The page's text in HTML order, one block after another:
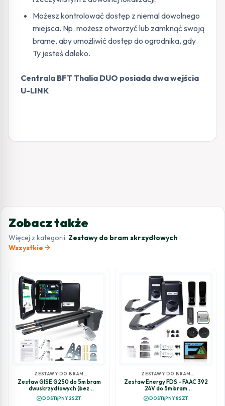
Możesz kontrolować dostęp z niemal dowolnego
miejsca. Np. możesz otworzyć lub zamknąć swoją
bramę, aby umożliwić dostęp do ogrodnika, gdy
Ty jesteś daleko.
Centrala BFT Thalia DUO posiada dwa wejścia
U-LINK
Zobacz także
Więcej z kategorii: Zestawy do bram skrzydłowych
Wszystkie arrow_forward
ZESTAWY DO BRAM
SKRZYDŁOWYCH
Zestaw GISE G250 do 5m bram
dwuskrzydłowych (bez
fotokomórek)
check_circleDOSTĘPNY 2SZT.
ZESTAWY DO BRAM
SKRZYDŁOWYCH
Zestaw Energy FDS - FAAC 392
24V do 5m bram
dwuskrzydłowych
check_circleDOSTĘPNY 8SZT.